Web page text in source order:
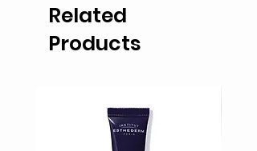
Related
Products